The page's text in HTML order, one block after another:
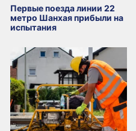
Первые поезда линии 22
метро Шанхая прибыли на
испытания